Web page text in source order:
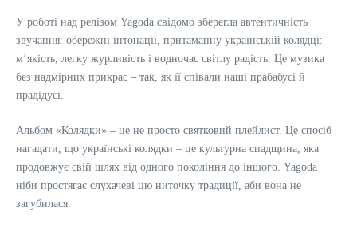
У роботі над релізом Yagoda свідомо зберегла автентичність
звучання: обережні інтонації, притаманну українській колядці:
м’якість, легку журливість і водночас світлу радість. Це музика
без надмірних прикрас – так, як її співали наші прабабусі й
прадідусі.
Альбом «Колядки» – це не просто святковий плейлист. Це спосіб
нагадати, що українські колядки – це культурна спадщина, яка
продовжує свій шлях від одного покоління до іншого. Yagoda
ніби простягає слухачеві цю ниточку традиції, аби вона не
загубилася.